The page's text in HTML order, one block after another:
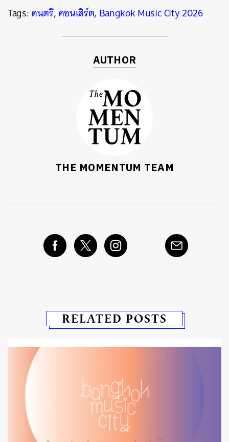
Tags:ดนตรี,คอนเสิร์ต, Bangkok Music City 2026
AUTHOR
THE MOMENTUM TEAM
RELATED POSTS